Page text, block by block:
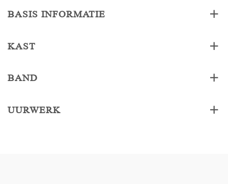
BASIS INFORMATIE
KAST
BAND
UURWERK